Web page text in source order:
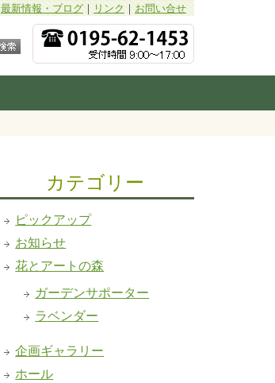
最新情報・ブログ｜リンク｜お問い合せ
カテゴリー
ピックアップ
お知らせ
花とアートの森
ガーデンサポーター
ラベンダー
企画ギャラリー
ホール